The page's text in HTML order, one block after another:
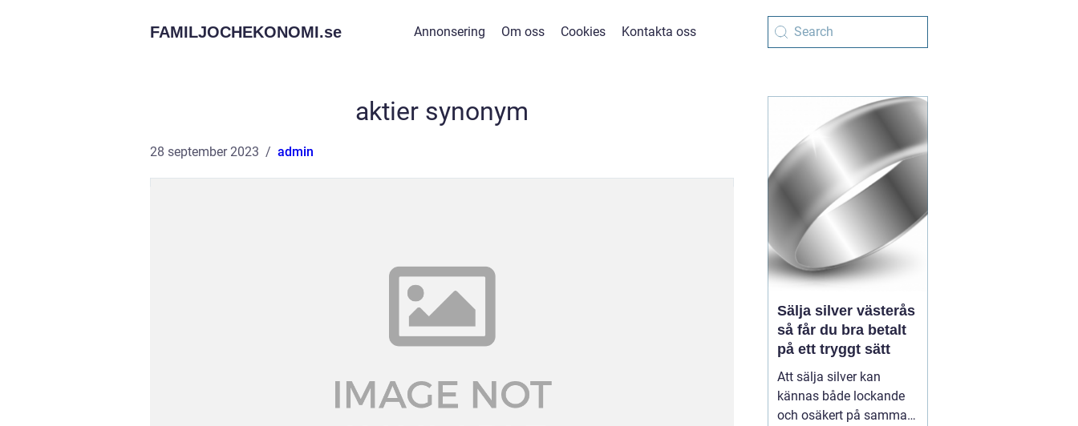
FAMILJOCHEKONOMI.se Annonsering Om oss Cookies Kontakta oss
aktier synonym
28 september 2023 admin
Sälja silver västerås
så får du bra betalt
på ett tryggt sätt
Att sälja silver kan
kännas både lockande
och osäkert på samma